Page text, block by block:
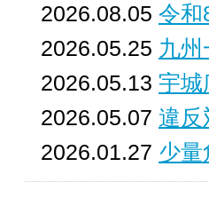
2026.08.05 令和
2026.05.25 九
2026.05.13 宇城
2026.05.07 違
2026.01.27 少